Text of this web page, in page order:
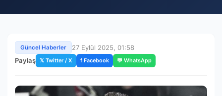
Güncel Haberler
27 Eylül 2025, 01:58
Paylaş 𝕏 Twitter / X f Facebook 💬 WhatsApp